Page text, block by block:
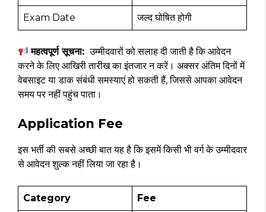
Exam Date जल्द घोषित होगी
महत्वपूर्ण सूचना: उम्मीदवारों को सलाह दी जाती है कि आवेदन
करने के लिए आखिरी तारीख का इंतजार न करें। अक्सर अंतिम दिनों में
वेबसाइट या डाक संबंधी समस्याएं हो सकती हैं, जिससे आपका आवेदन
समय पर नहीं पहुंच पाता।
Application Fee
इस भर्ती की सबसे अच्छी बात यह है कि इसमें किसी भी वर्ग के उम्मीदवार
से आवेदन शुल्क नहीं लिया जा रहा है।
Category Fee